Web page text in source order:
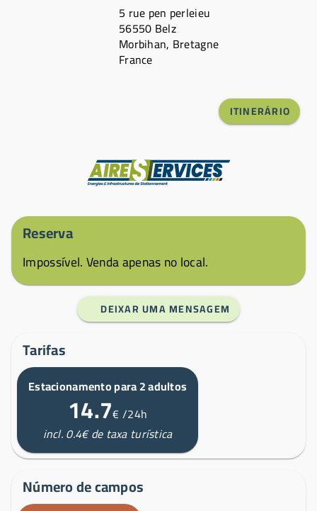
5 rue pen perleieu
56550 Belz
Morbihan, Bretagne
France
ITINERÁRIO
Fabricante
Reserva
Impossível. Venda apenas no local.
DEIXAR UMA MENSAGEM
Tarifas
Estacionamento para 2 adultos
14.7€/24h
incl. 0.4€ de taxa turística
Número de campos